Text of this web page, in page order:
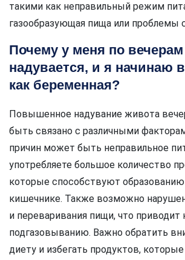
такими как неправильный режим
газообразующая пища или проблемы
Почему у меня по
надувается, и я начинаю
как беременная?
Повышенное надувание живота
быть связано с различными
причин может быть неправильное
употребляете большое количество
которые способствуют образованию
кишечнике. Также возможно
и переваривания пищи, что приводит
подгазовыванию. Важно обратить
диету и избегать продуктов,